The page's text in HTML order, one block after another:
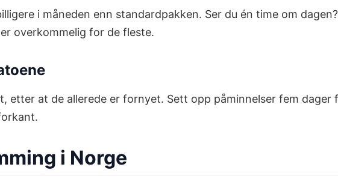
i måneden enn standardpakken. Ser du én time om
overkommelig for de fleste.
etter at de allerede er fornyet. Sett opp påminnelser fem
i Norge